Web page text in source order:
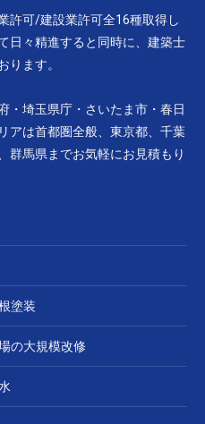
許可/建設業許可全16種取得し
日々精進すると同時に、建築士
ります。
・埼玉県庁・さいたま市・春日
アは首都圏全般、東京都、千葉
群馬県までお気軽にお見積もり
塗装
の大規模改修